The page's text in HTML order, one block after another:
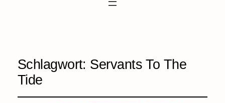
Schlagwort: Servants To The
Tide